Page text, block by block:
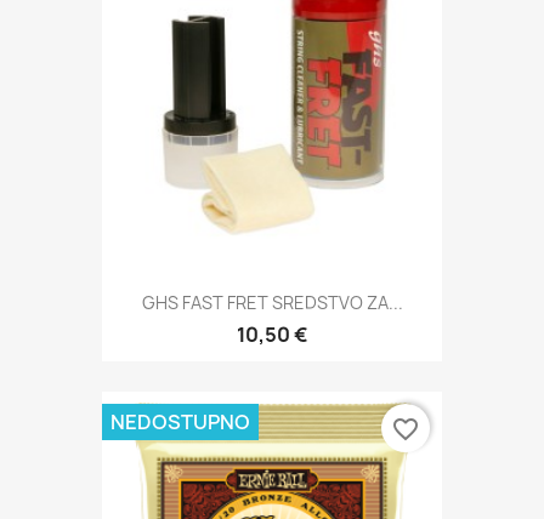
GHS FAST FRET SREDSTVO ZA...
10,50 €
NEDOSTUPNO favorite_border